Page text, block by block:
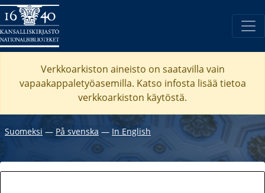
Verkkoarkiston aineisto on saatavilla vain
vapaakappaletyöasemilla. Katso infosta lisää tietoa
verkkoarkiston käytöstä.
Suomeksi ― På svenska ― In English